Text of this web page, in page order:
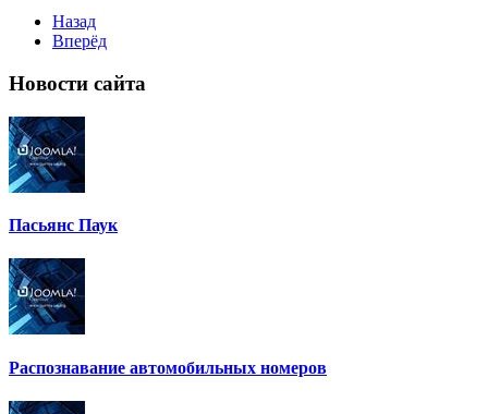
Назад
Вперёд
Новости сайта
Пасьянс Паук
Распознавание автомобильных номеров